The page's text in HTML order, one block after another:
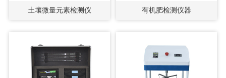
土壤微量元素检测仪 有机肥检测仪器